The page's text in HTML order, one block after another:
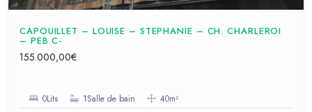
CAPOUILLET – LOUISE – STEPHANIE – CH. CHARLEROI
– PEB C-
155.000,00€
0Lits 1Salle de bain 40m²